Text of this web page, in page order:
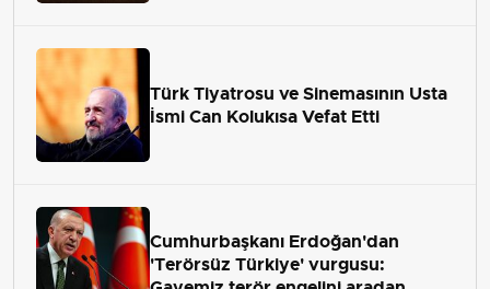
Türk Tiyatrosu ve Sinemasının Usta
İsmi Can Kolukısa Vefat Etti
Cumhurbaşkanı Erdoğan'dan
'Terörsüz Türkiye' vurgusu: